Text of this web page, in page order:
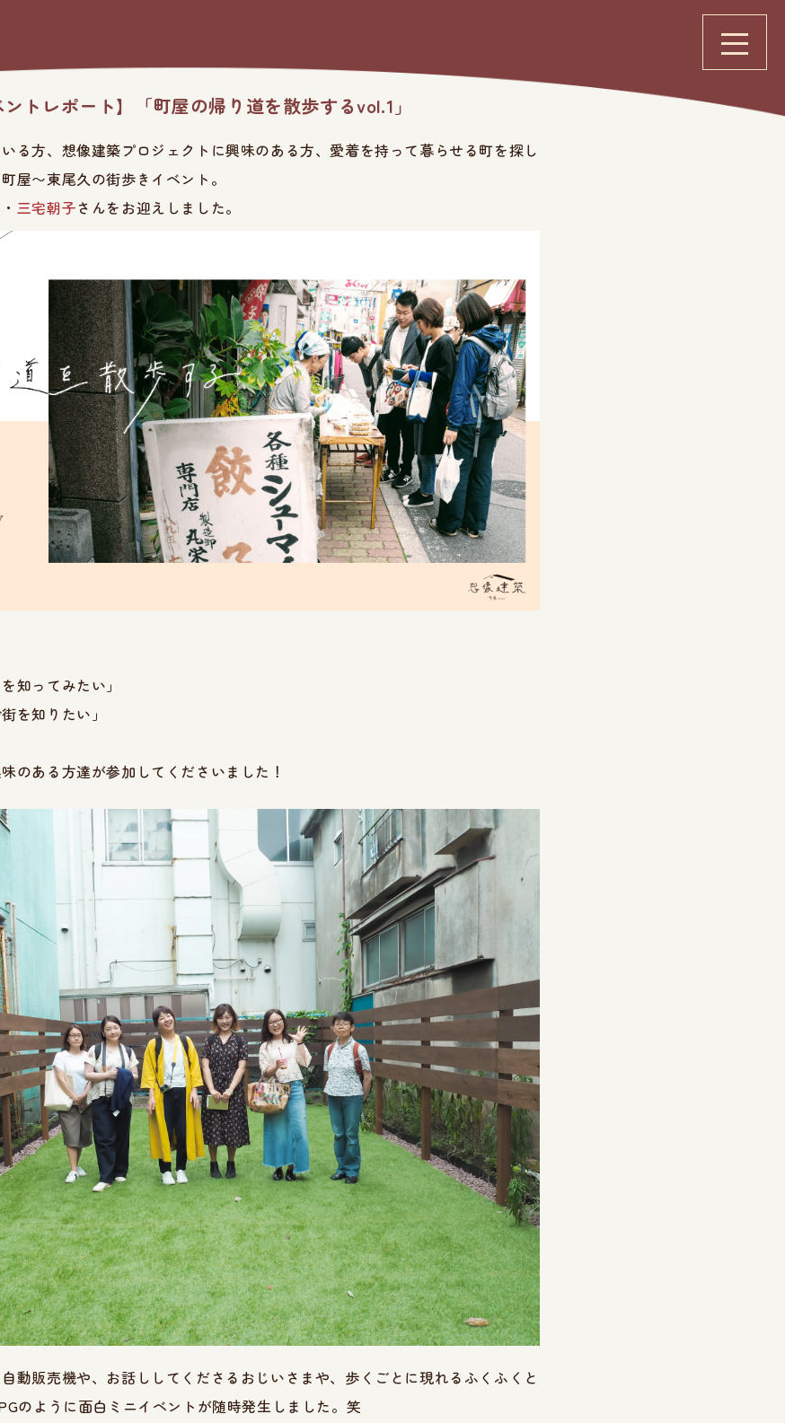
ントレポート】「町屋の帰り道を散歩するvol.1」
る方、想像建築プロジェクトに興味のある方、愛着を持って暮らせる町を探し
屋〜東尾久の街歩きイベント。
三宅朝子さんをお迎えしました。
知ってみたい」
を知りたい」
のある方達が参加してくださいました！
動販売機や、お話ししてくださるおじいさまや、歩くごとに現れるふくふくと
のように面白ミニイベントが随時発生しました。笑